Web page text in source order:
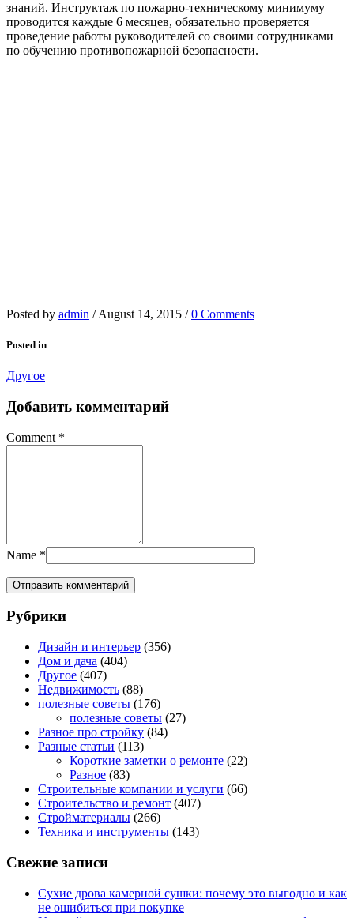
знаний. Инструктаж по пожарно-техническому минимуму
проводится каждые 6 месяцев, обязательно проверяется
проведение работы руководителей со своими сотрудниками
по обучению противопожарной безопасности.
Posted by admin / August 14, 2015 / 0 Comments
Posted in
Другое
Добавить комментарий
Comment *
Name *
Рубрики
Дизайн и интерьер (356)
Дом и дача (404)
Другое (407)
Недвижимость (88)
полезные советы (176)
полезные советы (27)
Разное про стройку (84)
Разные статьи (113)
Короткие заметки о ремонте (22)
Разное (83)
Строительные компании и услуги (66)
Строительство и ремонт (407)
Стройматериалы (266)
Техника и инструменты (143)
Свежие записи
Сухие дрова камерной сушки: почему это выгодно и как
не ошибиться при покупке